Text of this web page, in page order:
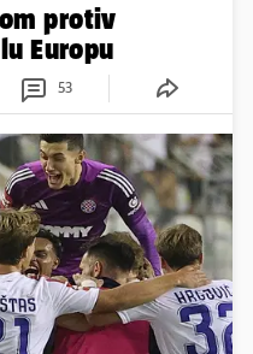
protiv
Europu
53